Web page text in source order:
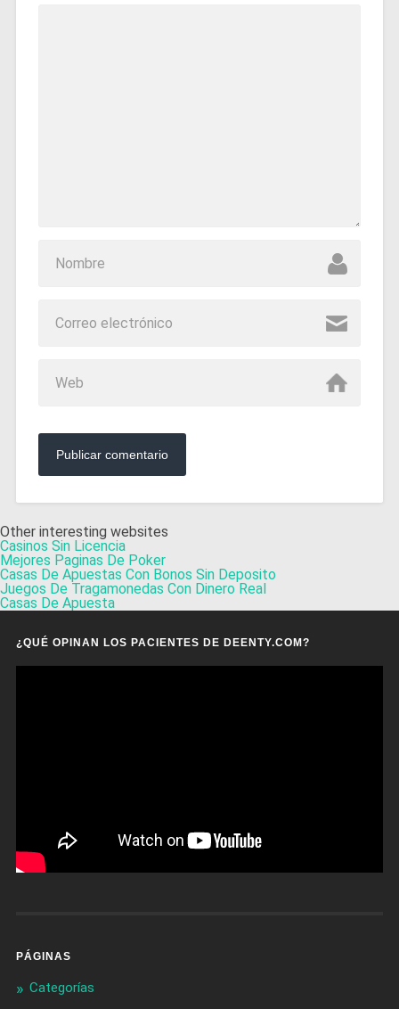
Other interesting websites
Casinos Sin Licencia
Mejores Paginas De Poker
Casas De Apuestas Con Bonos Sin Deposito
Juegos De Tragamonedas Con Dinero Real
Casas De Apuesta
¿QUÉ OPINAN LOS PACIENTES DE DEENTY.COM?
PÁGINAS
Categorías